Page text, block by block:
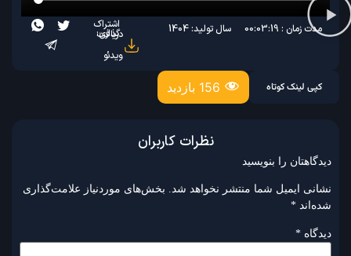
مدت زمان : 00:03:19 سال تولید: 1404
دریافت
ویدئو
اشتراک
گذاری:
کپی لینک کوتاه
نظرات کاربران
دیدگاهتان را بنویسید
نشانی ایمیل شما منتشر نخواهد شد. بخش‌های موردنیاز علامت‌گذاری
شده‌اند *
دیدگاه *